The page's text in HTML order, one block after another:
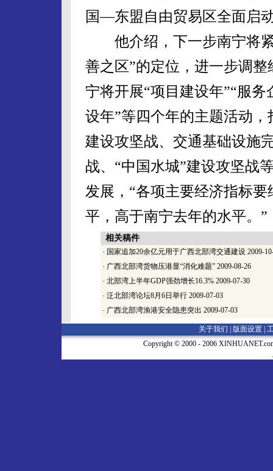
国—东盟自由贸易区全面启
他介绍，下一步南宁将紧
善之区”的定位，进一步调
宁将开展“项目建设年”“服
设年”等四个年的主题活动
建设攻坚战、交通基础设施
战、“中国水城”建设攻坚战
发展，“各项主要经济指标
平，高于南宁去年的水平。”
相关稿件
· 国家追加20余亿元用于广西北部湾交通建设 2009-
· 广西北部湾货物压港显“消化难题” 2009-08-26
· 北部湾上半年GDP强劲增长16.3% 2009-07-30
· 泛北部湾论坛8月6日举行 2009-07-03
· 广西北部湾渔港安全隐患突出 2009-07-03
关于我们 | 版面设置
Copyright © 2000 - 2006